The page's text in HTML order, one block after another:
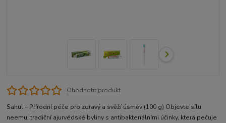
Ohodnotit produkt
Sahul – Přírodní péče pro zdravý a svěží úsměv (100 g) Objevte sílu
neemu, tradiční ajurvédské byliny s antibakteriálními účinky, která pečuje